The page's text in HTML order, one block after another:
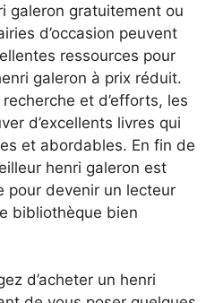
galeron gratuitement ou
d’occasion peuvent
ressources pour
galeron à prix réduit.
et d’efforts, les
d’excellents livres qui
et abordables. En fin de
henri galeron est
pour devenir un lecteur
bibliothèque bien
d’acheter un henri